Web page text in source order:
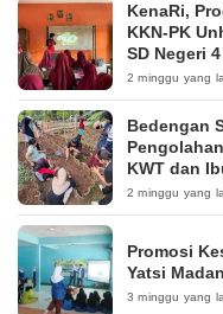
KenaRi,
KKN-PK
SD Negeri
2 minggu yang
Bedengan
KWT dan
Pakintelan
2 minggu yang
Promosi
Yatsi
3 minggu yang